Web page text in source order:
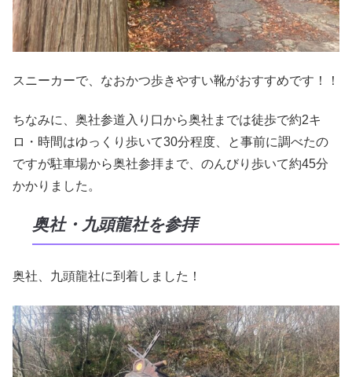
スニーカーで、なおかつ歩きやすい靴がおすすめです！！
ちなみに、奥社参道入り口から奥社までは徒歩で約2キ
ロ・時間はゆっくり歩いて30分程度、と事前に調べたの
ですが駐車場から奥社参拝まで、のんびり歩いて約45分
かかりました。
奥社・九頭龍社を参拝
奥社、九頭龍社に到着しました！